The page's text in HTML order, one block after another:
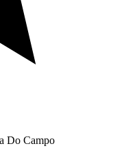
Do Campo